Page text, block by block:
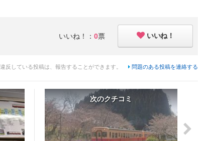
いいね！： 0票 いいね！
反している投稿は、報告することができます。 問題のある投稿を連絡する
次のクチコミ